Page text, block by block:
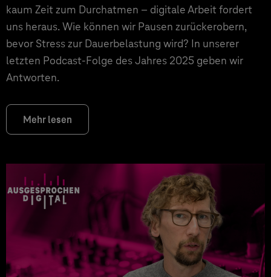
kaum Zeit zum Durchatmen – digitale Arbeit fordert
uns heraus. Wie können wir Pausen zurückerobern,
bevor Stress zur Dauerbelastung wird? In unserer
letzten Podcast-Folge des Jahres 2025 geben wir
Antworten.
Mehr lesen